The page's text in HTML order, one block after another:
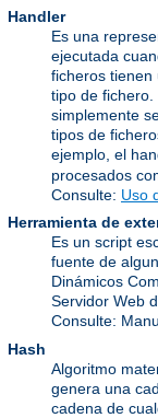
Handler
Es una
ejecutada
ficheros tienen
tipo de
simplemente
tipos de
ejemplo, el
procesados
Consulte: Uso
Herramienta de
Es un script
fuente de
Dinámicos
Servidor Web
Consulte:
Hash
Algoritmo
genera una
cadena de